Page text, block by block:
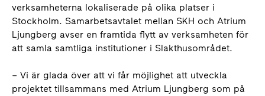
verksamheterna lokaliserade på olika platser i
Stockholm. Samarbetsavtalet mellan SKH och Atrium
Ljungberg avser en framtida flytt av verksamheten för
att samla samtliga institutioner i Slakthusområdet.
– Vi är glada över att vi får möjlighet att utveckla
projektet tillsammans med Atrium Ljungberg som på